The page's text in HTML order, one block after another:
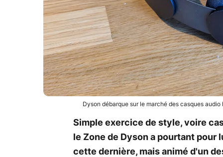
Dyson débarque sur le marché des casques
Simple exercice de style, voire
le Zone de Dyson a pourtant pour
cette dernière, mais animé d'un